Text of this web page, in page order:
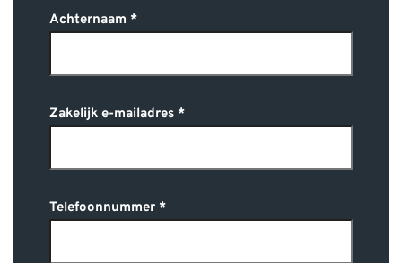
Achternaam
Zakelijk e-mailadres
Telefoonnummer